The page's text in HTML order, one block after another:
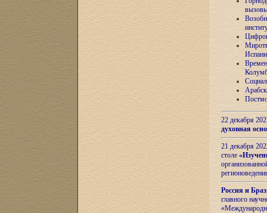
22 декабря
духовная
21 декабря
столе
Россия и
главного